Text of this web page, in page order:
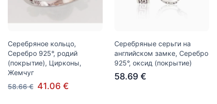
Серебряное кольцо,
Серебро 925°, родий
(покрытие), Цирконы,
Жемчуг
58.66 € 41.06 €
Серебряные серьги на
английском замке, Серебро
925°, оксид (покрытие)
58.69 €